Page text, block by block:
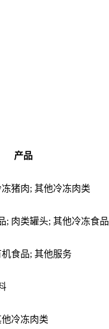
产品
猪肉; 其他冷冻肉类
; 肉类罐头; 其他冷冻食品
食品; 其他服务
冷冻肉类